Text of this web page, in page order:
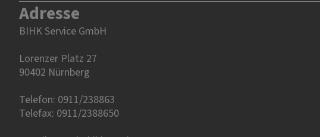
Adresse
BIHK Service GmbH
Lorenzer Platz 27
90402 Nürnberg‎‎
Telefon: 0911/238863
Telefax: 0911/2388650